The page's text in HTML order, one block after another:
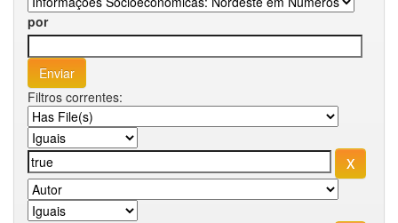
por
Filtros correntes: